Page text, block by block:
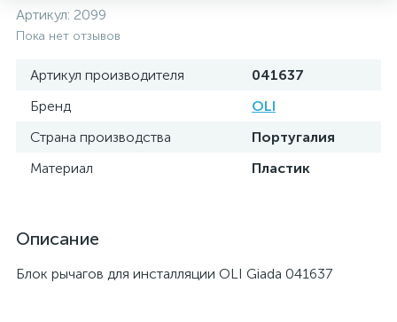
Артикул: 2099
Пока нет отзывов
Артикул производителя
041637
Бренд
OLI
Страна производства
Португалия
Материал
Пластик
Описание
Блок рычагов для инсталляции OLI Giada 041637